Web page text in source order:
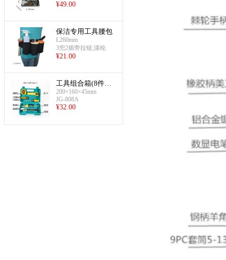
¥49.00
保洁专用工具腰包
L260mm
3兜2插带拉链;涤纶
¥21.00
工具组合箱(8件套
装)
200×160×45mm
JG-808A
¥32.00